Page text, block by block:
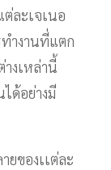
ละเจเนอ
ำงานที่แตก
างเหล่านี้
ด้อย่างมี
ยของเเต่ละ